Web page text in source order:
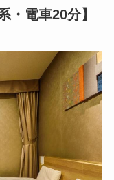
・電車20分】